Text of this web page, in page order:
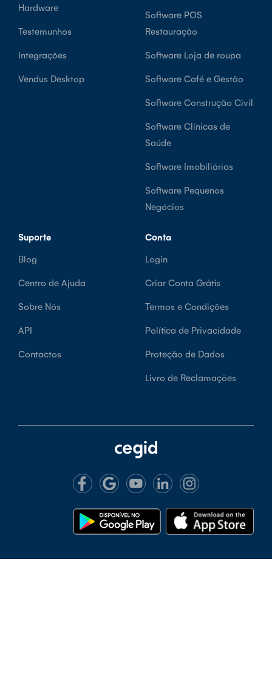
Hardware
Testemunhos
Integrações
Vendus Desktop
Software POS
Restauração
Software Loja de roupa
Software Café e Gestão
Software Construção Civil
Software Clínicas de
Saúde
Software Imobiliárias
Software Pequenos
Negócios
Suporte
Blog
Centro de Ajuda
Sobre Nós
API
Contactos
Conta
Login
Criar Conta Grátis
Termos e Condições
Política de Privacidade
Proteção de Dados
Livro de Reclamações